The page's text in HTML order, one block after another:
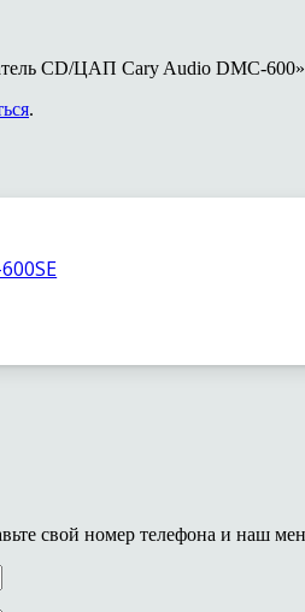
CD/ЦАП Cary Audio DMC-600»
.
свой номер телефона и наш